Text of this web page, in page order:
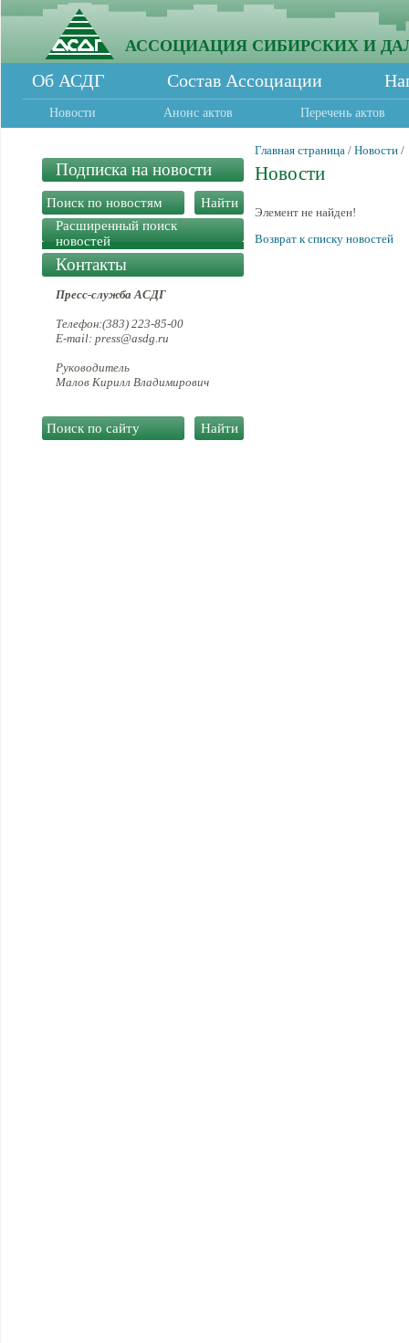
АССОЦИАЦИЯ СИБИРСКИХ И
Об АСДГ Состав Ассоциации
Новости Анонс актов Перечень актов
Подписка на новости
Расширенный поиск
новостей
Контакты
Пресс-служба АСДГ
Телефон:(383) 223-85-00
E-mail: press@asdg.ru
Руководитель
Малов Кирилл Владимирович
Главная страница / Новости /
Новости
Элемент не найден!
Возврат к списку новостей